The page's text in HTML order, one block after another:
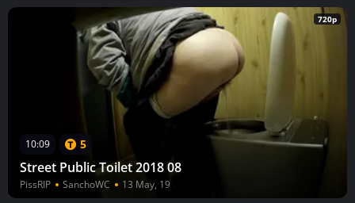
720p
10:09 5
Street Public Toilet 2018 08
PissRIP SanchoWC 13 May, 19